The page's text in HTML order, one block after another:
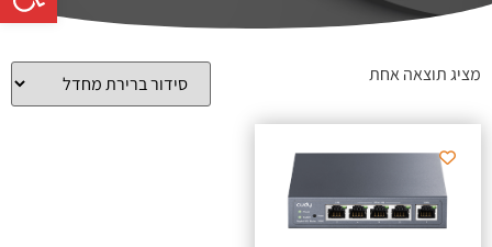
מציג תוצאה אחת